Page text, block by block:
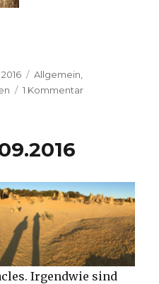
Kategorien
Allgemein,
1 Kommentarzu
Irgendwie sind